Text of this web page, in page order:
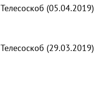
Телесоскоб (05.04.2019)
Телесоскоб (29.03.2019)